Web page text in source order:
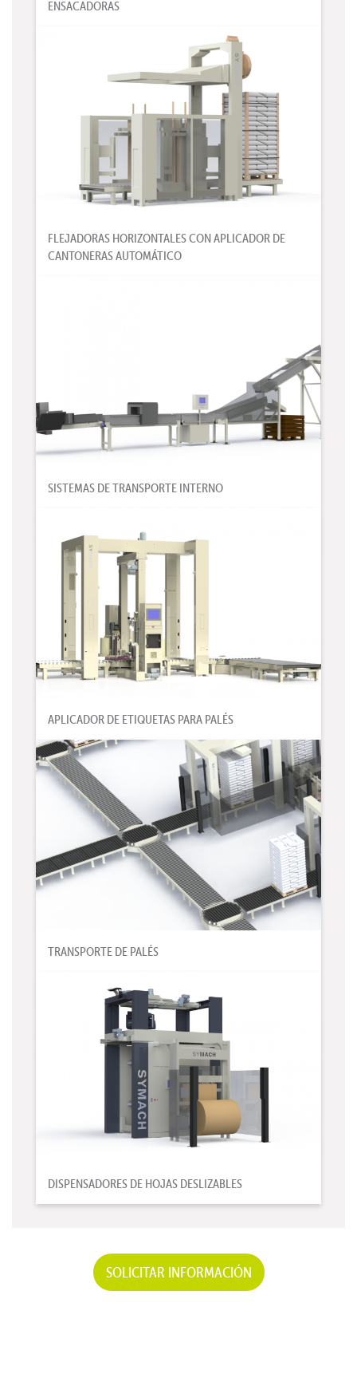
ENSACADORAS
FLEJADORAS HORIZONTALES CON APLICADOR DE
CANTONERAS AUTOMÁTICO
SISTEMAS DE TRANSPORTE INTERNO
APLICADOR DE ETIQUETAS PARA PALÉS
TRANSPORTE DE PALÉS
DISPENSADORES DE HOJAS DESLIZABLES
SOLICITAR INFORMACIÓN